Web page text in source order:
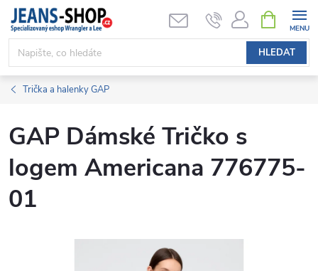
Přejít
obsah
HLEDAT
NÁKUPNÍ
KOŠÍK
Trička a halenky GAP
GAP Dámské Tričko s
logem Americana 776775-
01